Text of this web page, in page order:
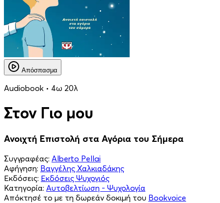
Απόσπασμα
Audiobook • 4ω 20λ
Στον Γιο μου
Ανοιχτή Επιστολή στα Αγόρια του Σήμερα
Συγγραφέας: Alberto Pellai
Αφήγηση: Βαγγέλης Χαλκιαδάκης
Εκδόσεις: Εκδόσεις Ψυχογιός
Κατηγορία: Αυτοβελτίωση - Ψυχολογία
Απόκτησέ το με τη δωρεάν δοκιμή του Bookvoice